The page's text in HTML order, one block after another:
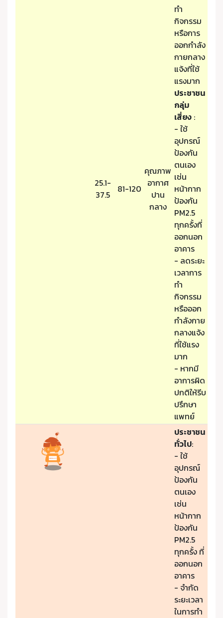
25.1-
37.5
81-120
คุณภาพ
อากาศ
ปาน
กลาง
ทำ
กิจกรรม
หรือการ
ออกกำลัง
กายกลาง
แจ้งที่ใช้
แรงมาก
ประชาชน
กลุ่ม
เสี่ยง :
- ใช้
อุปกรณ์
ป้องกัน
ตนเอง
เช่น
หน้ากาก
ป้องกัน
PM2.5
ทุกครั้งที่
ออกนอก
อาคาร
- ลดระยะ
เวลาการ
ทำ
กิจกรรม
หรือออก
กำลังกาย
กลางแจ้ง
ที่ใช้แรง
มาก
- หากมี
อาการผิด
ปกติให้รีบ
ปรึกษา
แพทย์
ประชาชน
ทั่วไป:
- ใช้
อุปกรณ์
ป้องกัน
ตนเอง
เช่น
หน้ากาก
ป้องกัน
PM2.5
ทุกครั้ง ที่
ออกนอก
อาคาร
- จำกัด
ระยะเวลา
ในการทำ